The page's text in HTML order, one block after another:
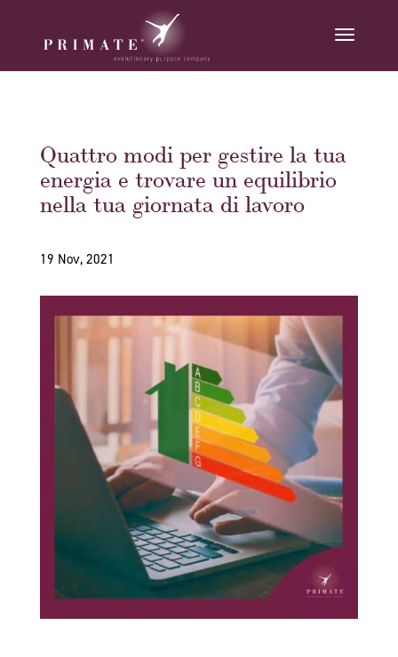
Quattro modi per gestire la tua
energia e trovare un equilibrio
nella tua giornata di lavoro
19 Nov, 2021